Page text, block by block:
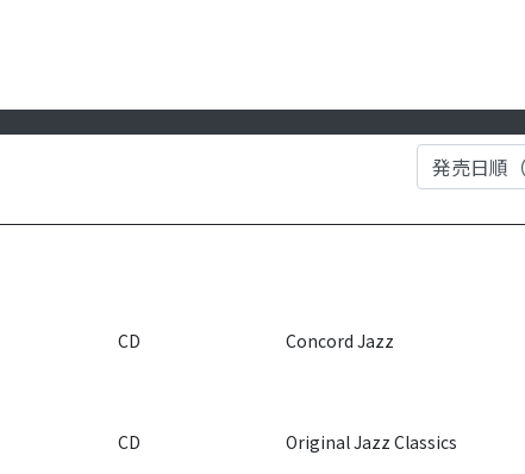
CD Concord Jazz
CD Original Jazz Classics